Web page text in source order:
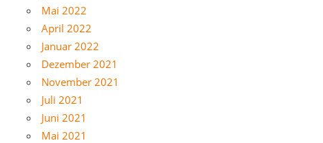
Mai 2022
April 2022
Januar 2022
Dezember 2021
November 2021
Juli 2021
Juni 2021
Mai 2021